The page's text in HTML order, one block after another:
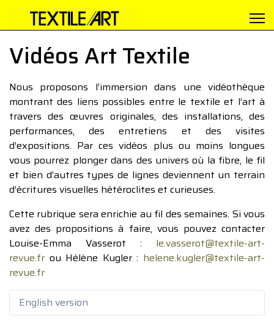
Vidéos Art Textile
Nous proposons l’immersion dans une vidéothèque
montrant des liens possibles entre le textile et l’art à
travers des œuvres originales, des installations, des
performances, des entretiens et des visites
d’expositions. Par ces vidéos plus ou moins longues
vous pourrez plonger dans des univers où la fibre, le fil
et bien d’autres types de lignes deviennent un terrain
d’écritures visuelles hétéroclites et curieuses.
Cette rubrique sera enrichie au fil des semaines. Si vous
avez des propositions à faire, vous pouvez contacter
Louise-Emma Vasserot : le.vasserot@textile-art-
revue.fr ou Hélène Kugler : helene.kugler@textile-art-
revue.fr
English version